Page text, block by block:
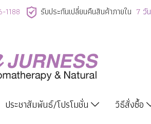
1188 รับประกันเปลี่ยนคืนสินค้าภายใน 7 วัน
ประชาสัมพันธ์/โปรโมชั่น วิธีสั่งซื้อ